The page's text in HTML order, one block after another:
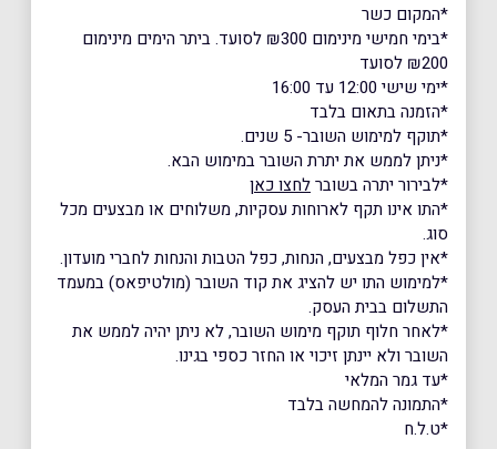
*המקום כשר
*בימי חמישי מינימום ₪300 לסועד. ביתר הימים מינימום
₪200 לסועד
*ימי שישי 12:00 עד 16:00
*הזמנה בתאום בלבד
*תוקף למימוש השובר- 5 שנים.
*ניתן לממש את יתרת השובר במימוש הבא.
*לבירור יתרה בשוברלחצו כאן
*התו אינו תקף לארוחות עסקיות, משלוחים או מבצעים מכל
סוג.
*אין כפל מבצעים, הנחות, כפל הטבות והנחות לחברי מועדון.
*למימוש התו יש להציג את קוד השובר (מולטיפאס) במעמד
התשלום בבית העסק.
*לאחר חלוף תוקף מימוש השובר, לא ניתן יהיה לממש את
השובר ולא יינתן זיכוי או החזר כספי בגינו.
*עד גמר המלאי
*התמונה להמחשה בלבד
*ט.ל.ח